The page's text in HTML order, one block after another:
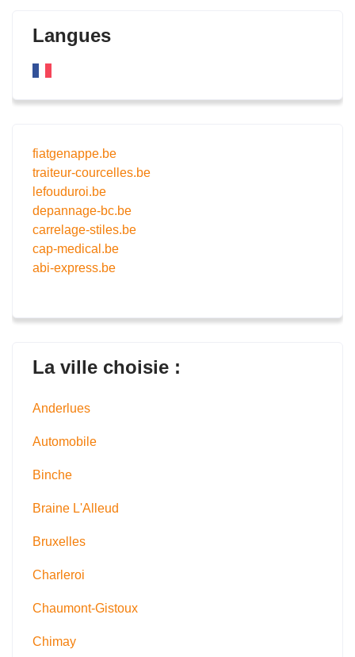
Langues
fiatgenappe.be
traiteur-courcelles.be
lefouduroi.be
depannage-bc.be
carrelage-stiles.be
cap-medical.be
abi-express.be
La ville choisie :
Anderlues
Automobile
Binche
Braine L'Alleud
Bruxelles
Charleroi
Chaumont-Gistoux
Chimay